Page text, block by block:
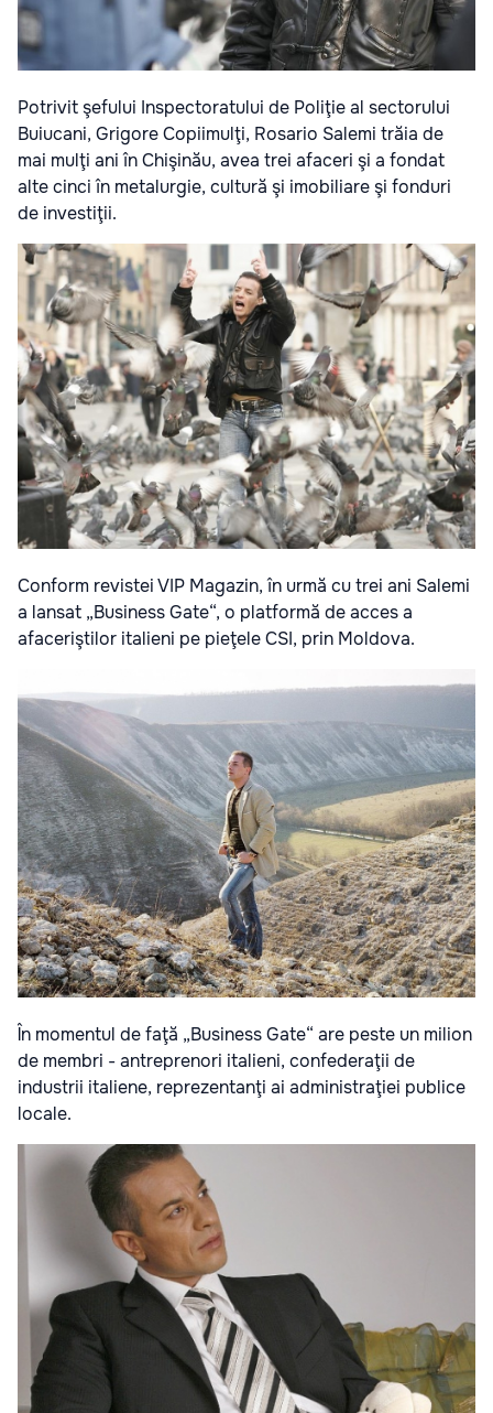
Potrivit şefului Inspectoratului de Poliţie al sectorului
Buiucani, Grigore Copiimulţi, Rosario Salemi trăia de
mai mulţi ani în Chişinău, avea trei afaceri şi a fondat
alte cinci în metalurgie, cultură şi imobiliare şi fonduri
de investiţii.
Conform revistei VIP Magazin, în urmă cu trei ani Salemi
a lansat „Business Gate“, o platformă de acces a
afaceriştilor italieni pe pieţele CSI, prin Moldova.
În momentul de faţă „Business Gate“ are peste un milion
de membri - antreprenori italieni, confederaţii de
industrii italiene, reprezentanţi ai administraţiei publice
locale.